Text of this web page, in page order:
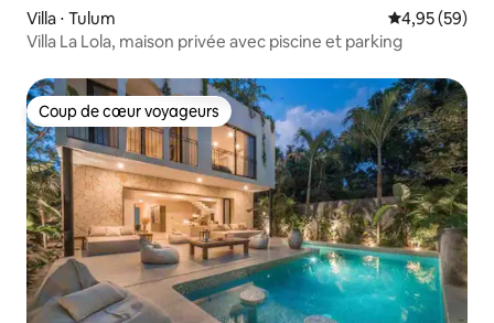
Villa ⋅ Tulum Évaluation
4,95 (59)
Villa La Lola, maison privée avec piscine et parking
Coup de cœur voyageurs
Coup de cœur voyageurs